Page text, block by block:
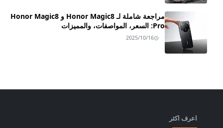
مراجعة شاملة لـ Honor Magic8 و Honor Magic8
Pro: السعر، المواصفات، والمميزات
2025/10/16
اعرف اكثر